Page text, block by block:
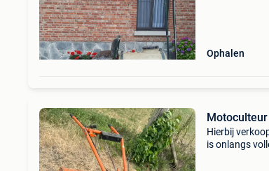
Ophalen
Hierbij
is onlangs